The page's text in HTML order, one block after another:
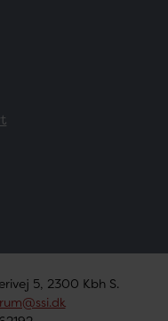
5, 2300 Kbh S.